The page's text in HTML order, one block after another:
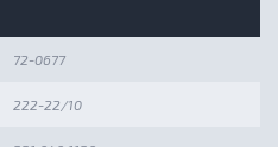
72-0677
222-22/10